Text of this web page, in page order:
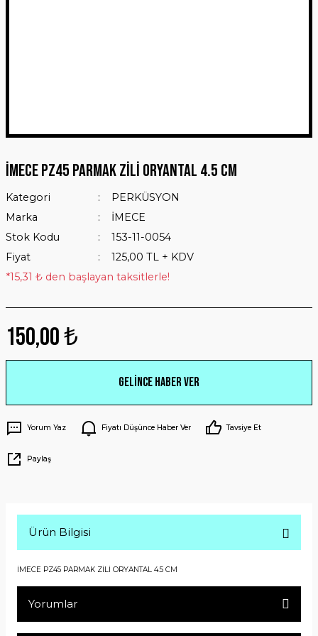
İMECE PZ45 PARMAK ZİLİ ORYANTAL 4.5 CM
Kategori
PERKÜSYON
Marka
İMECE
Stok Kodu
153-11-0054
Fiyat
125,00 TL + KDV
*15,31 ₺ den başlayan taksitlerle!
150,00 ₺
Gelince Haber Ver
Yorum Yaz Fiyatı Düşünce Haber Ver Tavsiye Et
Paylaş
Ürün Bilgisi
İMECE PZ45 PARMAK ZİLİ ORYANTAL 4.5 CM
Yorumlar